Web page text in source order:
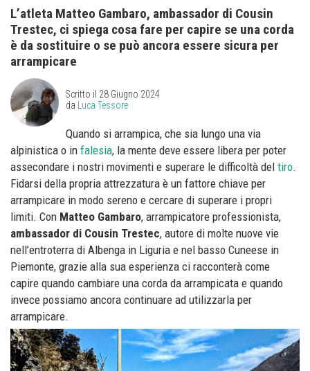
L’atleta Matteo Gambaro, ambassador di Cousin
Trestec, ci spiega cosa fare per capire se una corda
è da sostituire o se può ancora essere sicura per
arrampicare
Scritto il 28 Giugno 2024
da
Luca Tessore
Quando si arrampica, che sia lungo una via
alpinistica o in falesia, la mente deve essere libera per poter
assecondare i nostri movimenti e superare le difficoltà del tiro.
Fidarsi della propria attrezzatura è un fattore chiave per
arrampicare in modo sereno e cercare di superare i propri
limiti. Con Matteo Gambaro, arrampicatore professionista,
ambassador di Cousin Trestec, autore di molte nuove vie
nell’entroterra di Albenga in Liguria e nel basso Cuneese in
Piemonte, grazie alla sua esperienza ci racconterà come
capire quando cambiare una corda da arrampicata e quando
invece possiamo ancora continuare ad utilizzarla per
arrampicare.